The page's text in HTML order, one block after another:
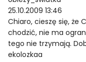
25.10.2009 13:46
Chiaro, cieszę się, że
chodzić, nie ma
tego nie trzymają.
ekolozkaa